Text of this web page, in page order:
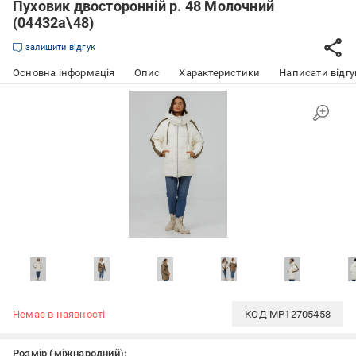
Пуховик двосторонній р. 48 Молочний
(04432a\48)
залишити відгук
Основна інформація Опис Характеристики Написати
Немає в наявності КОД MP12705458
Розмір (міжнародний):